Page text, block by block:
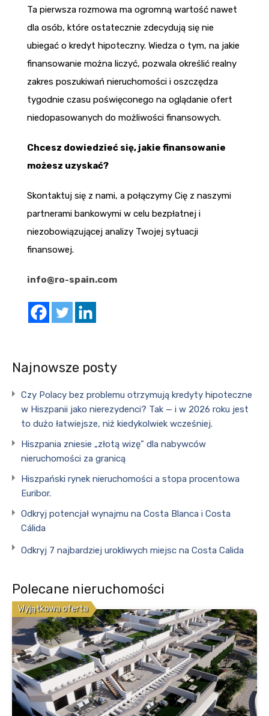
Ta pierwsza rozmowa ma ogromną wartość nawet
dla osób, które ostatecznie zdecydują się nie
ubiegać o kredyt hipoteczny. Wiedza o tym, na jakie
finansowanie można liczyć, pozwala określić realny
zakres poszukiwań nieruchomości i oszczędza
tygodnie czasu poświęconego na oglądanie ofert
niedopasowanych do możliwości finansowych.
Chcesz dowiedzieć się, jakie finansowanie
możesz uzyskać?
Skontaktuj się z nami, a połączymy Cię z naszymi
partnerami bankowymi w celu bezpłatnej i
niezobowiązującej analizy Twojej sytuacji
finansowej.
info@ro-spain.com
Najnowsze posty
Czy Polacy bez problemu otrzymują kredyty hipoteczne
w Hiszpanii jako nierezydenci? Tak — i w 2026 roku jest
to dużo łatwiejsze, niż kiedykolwiek wcześniej.
Hiszpania zniesie „złotą wizę” dla nabywców
nieruchomości za granicą
Hiszpański rynek nieruchomości a stopa procentowa
Euribor.
Odkryj potencjał wynajmu na Costa Blanca i Costa
Cálida
Odkryj 7 najbardziej urokliwych miejsc na Costa Calida
Polecane nieruchomości
Wyjątkowa oferta